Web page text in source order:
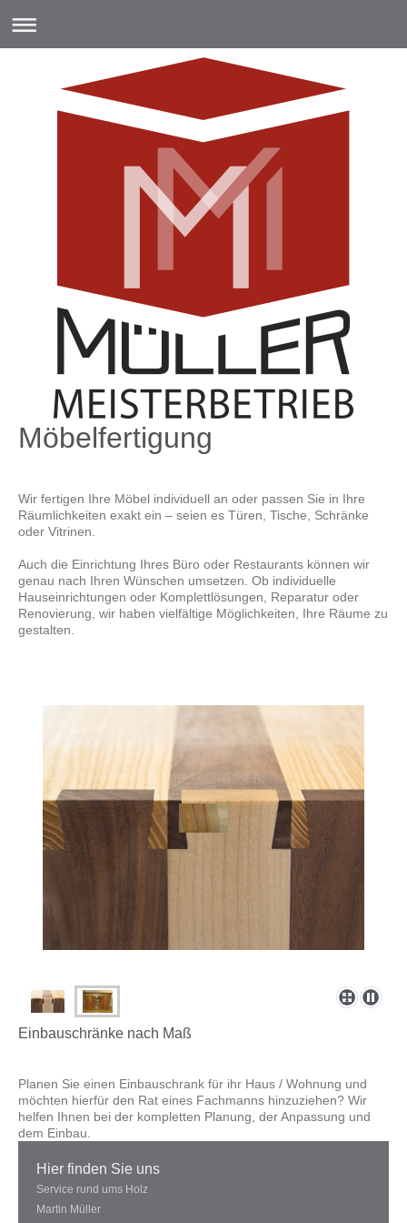
Möbelfertigung
Wir fertigen Ihre Möbel individuell an oder passen Sie in Ihre
Räumlichkeiten exakt ein – seien es Türen, Tische, Schränke
oder Vitrinen.
Auch die Einrichtung Ihres Büro oder Restaurants können wir
genau nach Ihren Wünschen umsetzen. Ob individuelle
Hauseinrichtungen oder Komplettlösungen, Reparatur oder
Renovierung, wir haben vielfältige Möglichkeiten, Ihre Räume zu
gestalten.
Einbauschränke nach Maß
Planen Sie einen Einbauschrank für ihr Haus / Wohnung und
möchten hierfür den Rat eines Fachmanns hinzuziehen? Wir
helfen Ihnen bei der kompletten Planung, der Anpassung und
dem Einbau.
Hier finden Sie uns
Service rund ums Holz
Martin Müller